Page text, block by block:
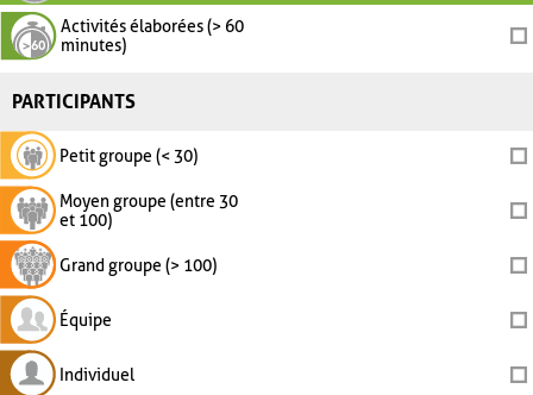
Activités élaborées (> 60
minutes)
PARTICIPANTS
Petit groupe (< 30)
Moyen groupe (entre 30
et 100)
Grand groupe (> 100)
Équipe
Individuel